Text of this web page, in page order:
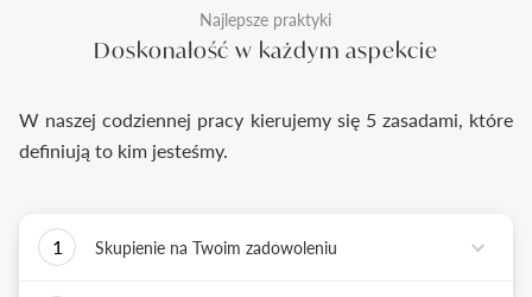
Najlepsze praktyki
Doskonałość w każdym aspekcie
W naszej codziennej pracy kierujemy się 5 zasadami, które
definiują to kim jesteśmy.
1
Skupienie na Twoim zadowoleniu